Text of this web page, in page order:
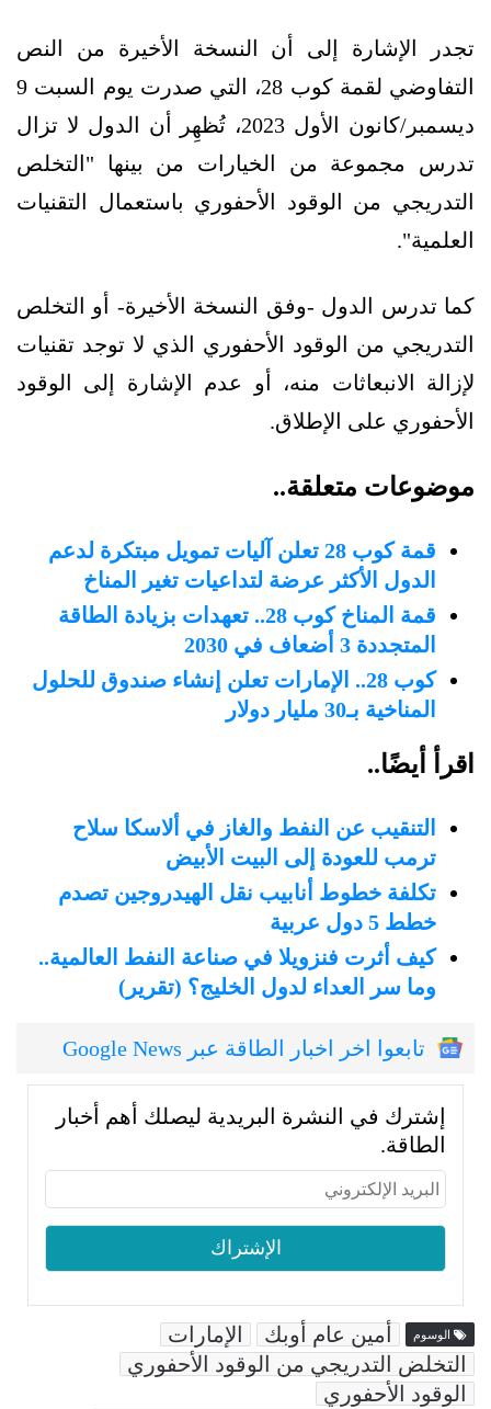
تجدر الإشارة إلى أن النسخة الأخيرة من النص
التفاوضي لقمة كوب 28، التي صدرت يوم السبت 9
ديسمبر/كانون الأول 2023، تُظهِر أن الدول لا تزال
تدرس مجموعة من الخيارات من بينها "التخلص
التدريجي من الوقود الأحفوري باستعمال التقنيات
العلمية".
كما تدرس الدول -وفق النسخة الأخيرة- أو التخلص
التدريجي من الوقود الأحفوري الذي لا توجد تقنيات
لإزالة الانبعاثات منه، أو عدم الإشارة إلى الوقود
الأحفوري على الإطلاق.
موضوعات متعلقة..
قمة كوب 28 تعلن آليات تمويل مبتكرة لدعم
الدول الأكثر عرضة لتداعيات تغير المناخ
قمة المناخ كوب 28.. تعهدات بزيادة الطاقة
المتجددة 3 أضعاف في 2030
كوب 28.. الإمارات تعلن إنشاء صندوق للحلول
المناخية بـ30 مليار دولار
اقرأ أيضًا..
التنقيب عن النفط والغاز في ألاسكا سلاح
ترمب للعودة إلى البيت الأبيض
تكلفة خطوط أنابيب نقل الهيدروجين تصدم
خطط 5 دول عربية
كيف أثرت فنزويلا في صناعة النفط العالمية..
وما سر العداء لدول الخليج؟ (تقرير)
تابعوا اخر اخبار الطاقة عبر Google News
إشترك في النشرة البريدية ليصلك أهم أخبار
الطاقة.
الوسوم أمين عام أوبك
الإمارات
التخلض التدريجي من الوقود الأحفوري
الوقود الأحفوري